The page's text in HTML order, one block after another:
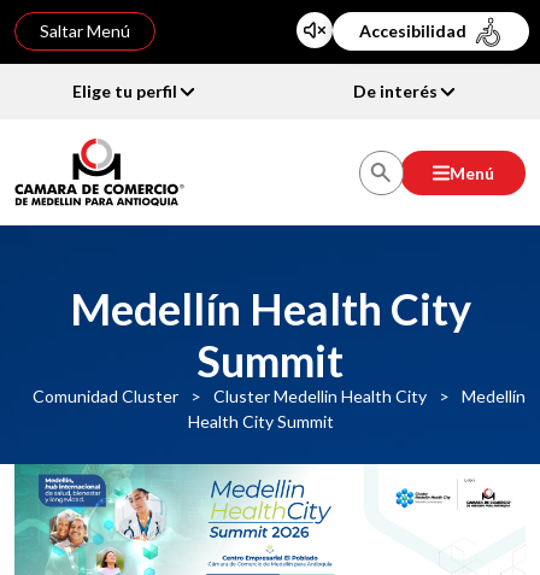
Saltar Menú Accesibilidad
Elige tu perfil De interés
Menú
Medellín Health City
Summit
Comunidad Cluster > Cluster Medellin Health City >
Medellín
Health City Summit